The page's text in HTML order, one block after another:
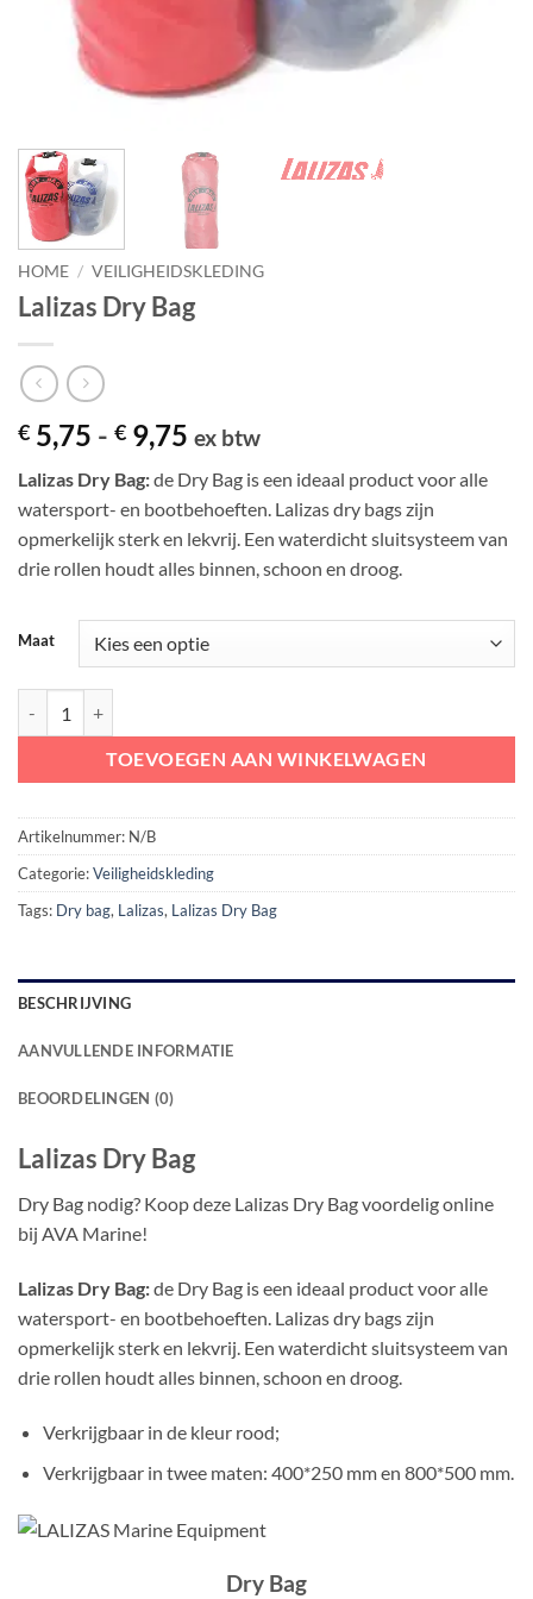
HOME / VEILIGHEIDSKLEDING
Lalizas Dry Bag
€ 5,75 - € 9,75 Prijsklasse:
tot
€ 9,75
ex btw
Lalizas Dry Bag:de Dry Bag is een ideaal product voor alle
watersport- en bootbehoeften. Lalizas dry bags zijn
opmerkelijk sterk en lekvrij. Een waterdicht sluitsysteem van
drie rollen houdt alles binnen, schoon en droog.
Maat
TOEVOEGEN AAN WINKELWAGEN
Artikelnummer: N/B
Categorie:Veiligheidskleding
Tags: Dry bag, Lalizas, Lalizas Dry Bag
BESCHRIJVING
AANVULLENDE INFORMATIE
BEOORDELINGEN (0)
Lalizas Dry Bag
Dry Bag nodig? Koop deze Lalizas Dry Bag voordelig online
bij AVA Marine!
Lalizas Dry Bag:de Dry Bag is een ideaal product voor alle
watersport- en bootbehoeften. Lalizas dry bags zijn
opmerkelijk sterk en lekvrij. Een waterdicht sluitsysteem van
drie rollen houdt alles binnen, schoon en droog.
Verkrijgbaar in de kleur rood;
Verkrijgbaar in twee maten: 400*250 mm en 800*500 mm.
Dry Bag